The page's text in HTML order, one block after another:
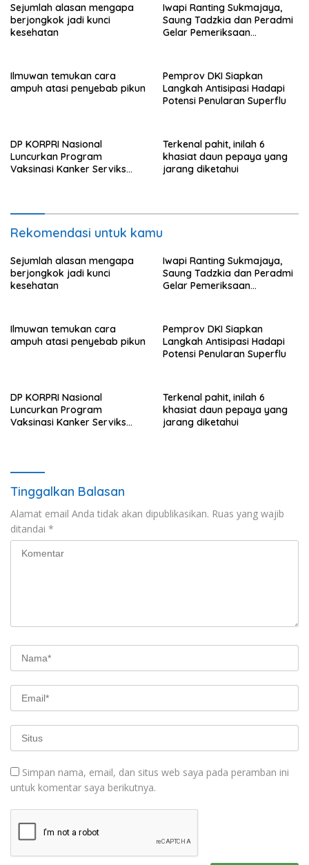
Sejumlah alasan mengapa
berjongkok jadi kunci
kesehatan
Iwapi Ranting Sukmajaya,
Saung Tadzkia dan Peradmi
Gelar Pemeriksaan
Ilmuwan temukan cara
ampuh atasi penyebab pikun
Pemprov DKI Siapkan
Langkah Antisipasi Hadapi
Potensi Penularan Superflu
DP KORPRI Nasional
Luncurkan Program
Vaksinasi Kanker Serviks
Terkenal pahit, inilah 6
khasiat daun pepaya yang
jarang diketahui
Rekomendasi untuk kamu
Sejumlah alasan mengapa
berjongkok jadi kunci
kesehatan
Iwapi Ranting Sukmajaya,
Saung Tadzkia dan Peradmi
Gelar Pemeriksaan
Ilmuwan temukan cara
ampuh atasi penyebab pikun
Pemprov DKI Siapkan
Langkah Antisipasi Hadapi
Potensi Penularan Superflu
DP KORPRI Nasional
Luncurkan Program
Vaksinasi Kanker Serviks
Terkenal pahit, inilah 6
khasiat daun pepaya yang
jarang diketahui
Tinggalkan Balasan
Alamat email Anda tidak akan dipublikasikan. Ruas yang wajib
ditandai *
Simpan nama, email, dan situs web saya pada peramban ini
untuk komentar saya berikutnya.